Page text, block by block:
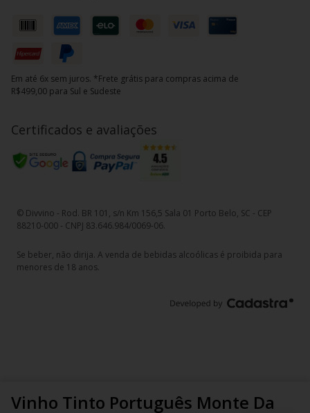
Vinho Tinto Português Monte Da
Em até 6x sem juros. *Frete grátis para compras acima de
R$499,00 para Sul e Sudeste
Certificados e avaliações
© Divvino - Rod. BR 101, s/n Km 156,5 Sala 01 Porto Belo, SC - CEP
88210-000 - CNPJ 83.646.984/0069-06.
Se beber, não dirija. A venda de bebidas alcoólicas é proibida para
menores de 18 anos.